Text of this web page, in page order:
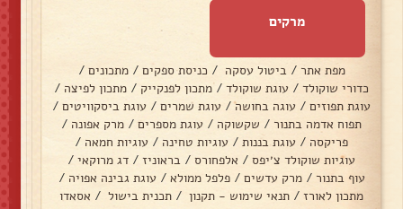
מרקים
מפת אתר / ביטול עסקה / כניסת ספקים / מתכונים /
כדורי שוקולד / עוגת שוקולד / מתכון לפנקייק / מתכון לפיצה /
עוגת תפוזים / עוגה בחושה / עוגת שמרים / עוגת ביסקוויטים /
תפוח אדמה בתנור / שקשוקה / עוגת מספרים / מרק אפונה /
פריקסה / עוגת בננות / עוגיות טחינה / עוגיות חמאה /
עוגיות שוקולד צ׳יפס / אלפחורס / בראוניז / דג מרוקאי /
עוף בתנור / מרק עדשים / פלפל ממולא / עוגת גבינה אפויה /
מתכון לאורז / תנאי שימוש - תקנון / תכנית בישול / אסאדו